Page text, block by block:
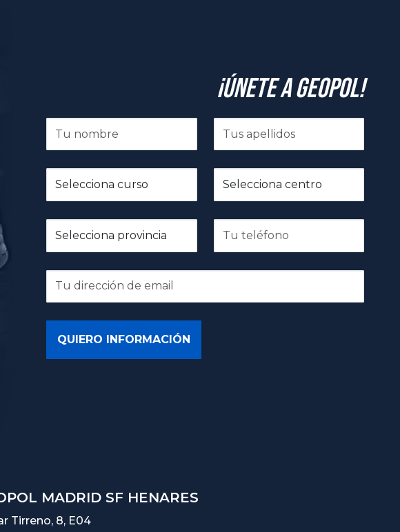
¡Únete a GeoPol!
MADRID SF HENARES
Tirreno, 8, E04